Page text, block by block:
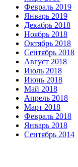
Февраль 2019
Январь 2019
Декабрь 2018
Ноябрь 2018
Октябрь 2018
Сентябрь 2018
Август 2018
Июль 2018
Июнь 2018
Май 2018
Апрель 2018
Март 2018
Февраль 2018
Январь 2018
Сентябрь 2014